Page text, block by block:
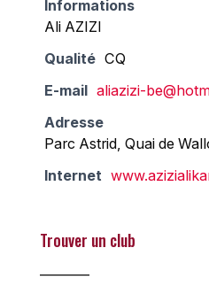
Informations
Ali AZIZI
Qualité CQ
E-mail aliazizi-
Adresse
Parc Astrid, Quai de
Internet
Trouver un club